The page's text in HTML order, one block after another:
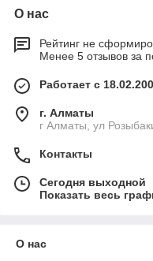
О нас
Рейтинг не
Менее 5 отзывов за
Работает с
г. Алматы
г Алматы, ул
Контакты
Сегодня выходной
Показать весь
О нас